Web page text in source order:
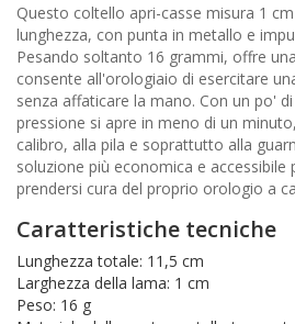
Questo coltello apri-casse misura 1
lunghezza, con punta in metallo e
Pesando soltanto 16 grammi, offre
consente all'orologiaio di esercitare
senza affaticare la mano. Con un po'
pressione si apre in meno di un
calibro, alla pila e soprattutto alla
soluzione più economica e accessibile
prendersi cura del proprio orologio a
Caratteristiche tecniche
Lunghezza totale: 11,5 cm
Larghezza della lama: 1 cm
Peso: 16 g